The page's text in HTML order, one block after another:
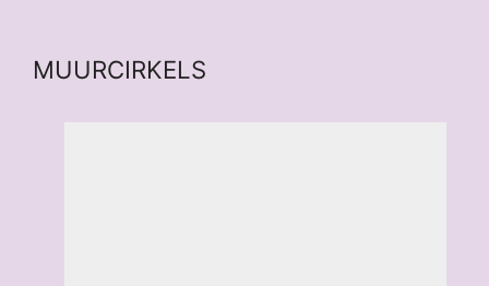
MUURCIRKELS